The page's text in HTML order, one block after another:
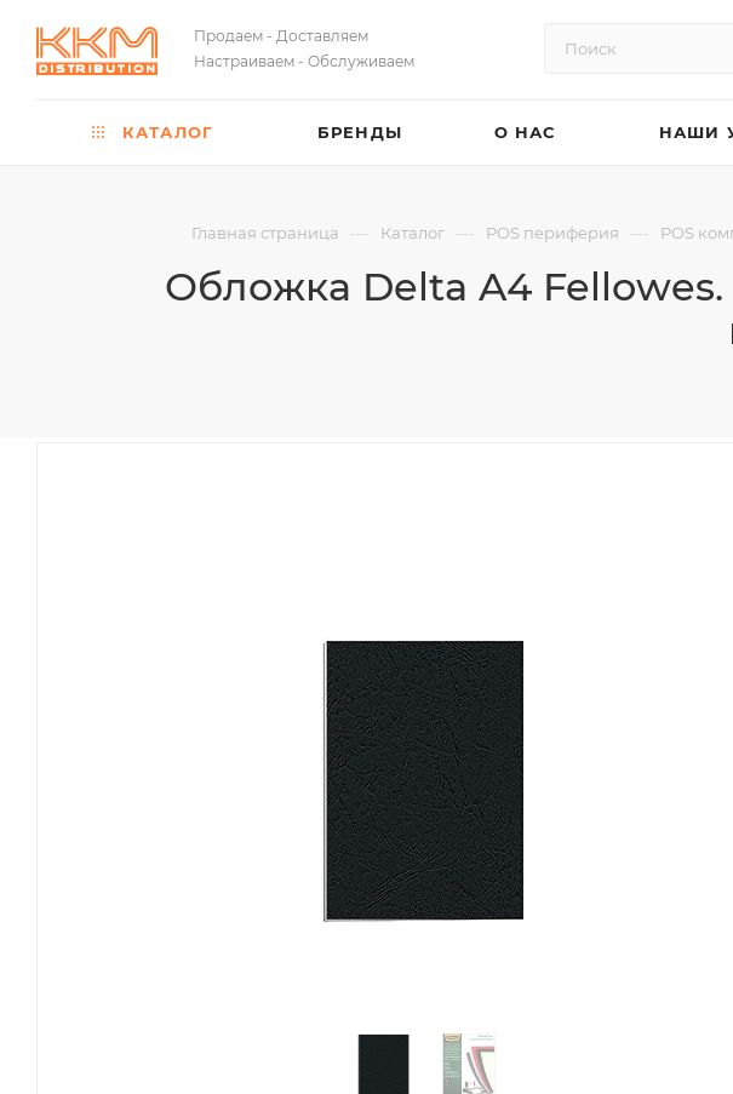
Продаем - Доставляем
Настраиваем - Обслуживаем
КАТАЛОГ БРЕНДЫ О НАС НАШИ
Главная страница — Каталог — POS периферия — POS
Обложка Delta A4